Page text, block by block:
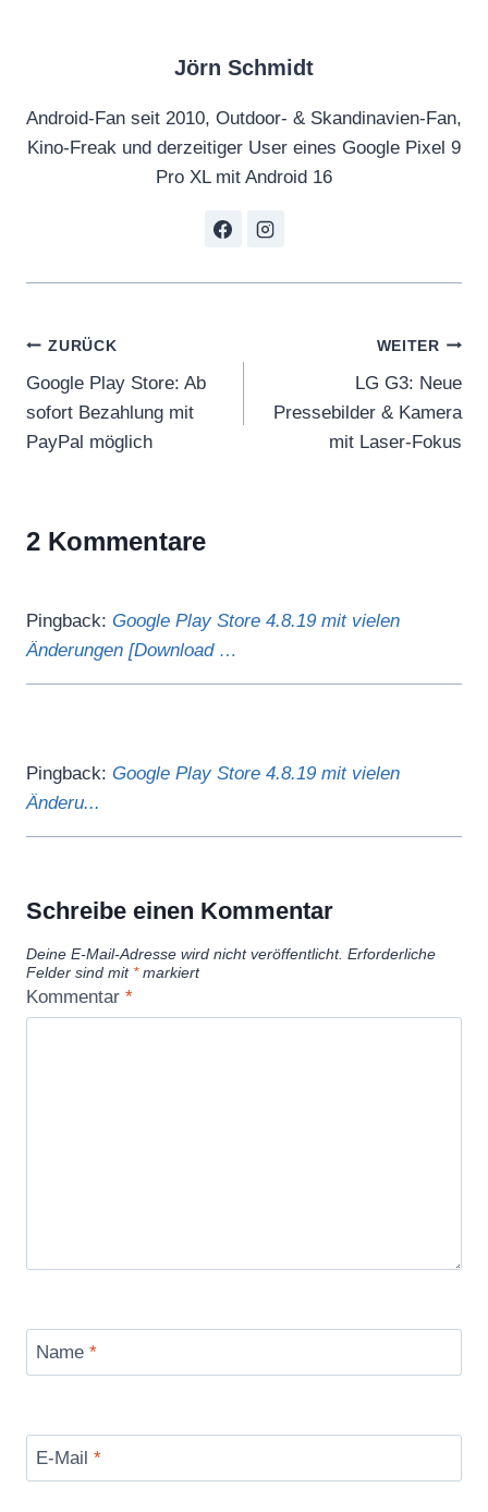
Jörn Schmidt
Android-Fan seit 2010, Outdoor- & Skandinavien-Fan,
Kino-Freak und derzeitiger User eines Google Pixel 9
Pro XL mit Android 16
Beitragsnavigation
ZURÜCK
Google Play Store: Ab
sofort Bezahlung mit
PayPal möglich
WEITER
LG G3: Neue
Pressebilder & Kamera
mit Laser-Fokus
2 Kommentare
Pingback: Google Play Store 4.8.19 mit vielen
Änderungen [Download …
Pingback: Google Play Store 4.8.19 mit vielen
Änderu...
Schreibe einen Kommentar
Deine E-Mail-Adresse wird nicht veröffentlicht. Erforderliche
Felder sind mit *markiert
Kommentar *
Name *
E-Mail *